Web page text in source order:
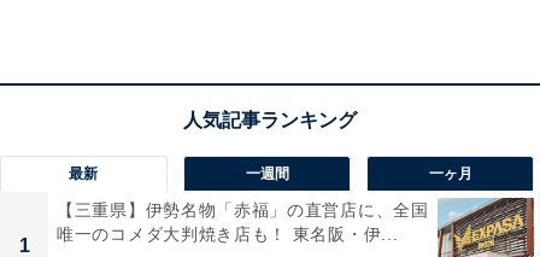
最新 一週間 一ヶ月
1
【三重県】伊勢名物「赤福」の直営店に、全国
唯一のコメダ大判焼き店も！ 東名阪・伊...